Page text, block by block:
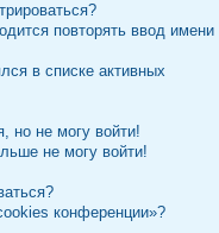
повторять ввод имени
в списке активных
но не могу войти!
не могу войти!
конференции»?